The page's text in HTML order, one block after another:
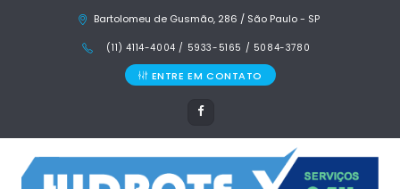
Bartolomeu de Gusmão, 286 / São Paulo - SP
(11) 4114-4004 / 5933-5165 / 5084-3780
ENTRE EM CONTATO